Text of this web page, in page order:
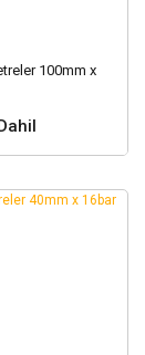
100mm x